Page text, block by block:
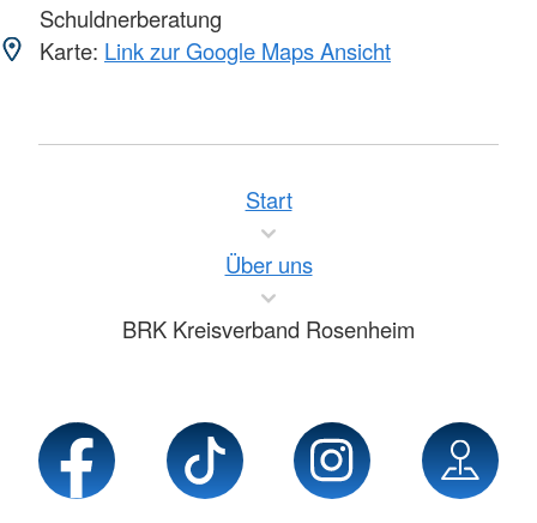
Schuldnerberatung
Karte: Link zur Google Maps Ansicht
Start
Über uns
BRK Kreisverband Rosenheim